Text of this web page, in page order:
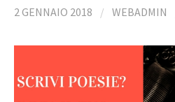
2 GENNAIO 2018 / WEBADMIN